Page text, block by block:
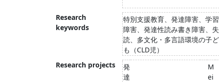
Research
keywords
特別支援教育、発達障害、学習
障害、発達性読み書き障害、失
読、多文化・多言語環境の子ど
も（CLD児）
Research projects
発
達
M
ei